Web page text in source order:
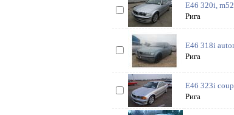
E46 320i,
Рига
E46 318i
Рига
E46 323i
Рига